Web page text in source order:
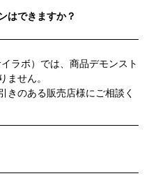
はできますか？
ラボ）では、商品デモンスト
ません。
きのある販売店様にご相談く